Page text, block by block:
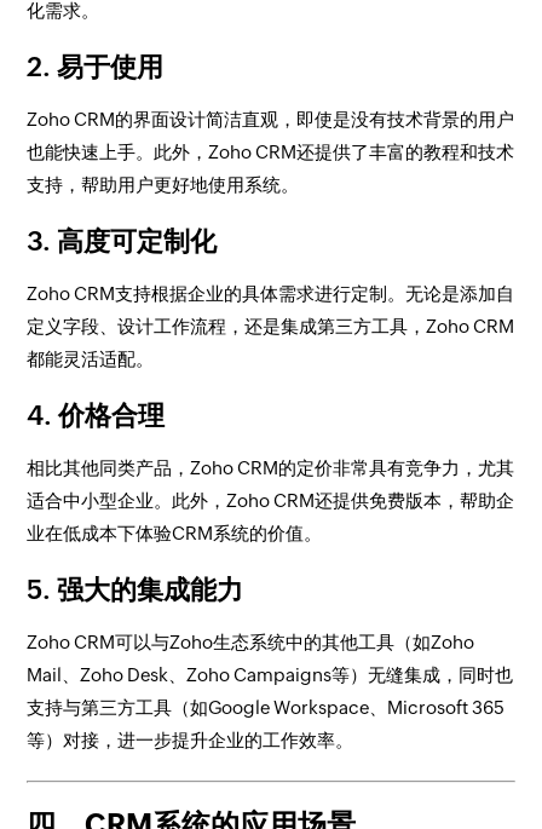
化需求。
2.易于使用
Zoho CRM的界面设计简洁直观，即使是没有技术背景的用户
也能快速上手。此外，Zoho CRM还提供了丰富的教程和技术
支持，帮助用户更好地使用系统。
3. 高度可定制化
Zoho CRM支持根据企业的具体需求进行定制。无论是添加自
定义字段、设计工作流程，还是集成第三方工具，Zoho CRM
都能灵活适配。
4.价格合理
相比其他同类产品，Zoho CRM的定价非常具有竞争力，尤其
适合中小型企业。此外，Zoho CRM还提供免费版本，帮助企
业在低成本下体验CRM系统的价值。
5.强大的集成能力
Zoho CRM可以与Zoho生态系统中的其他工具（如Zoho
Mail、Zoho Desk、Zoho Campaigns等）无缝集成，同时也
支持与第三方工具（如Google Workspace、Microsoft 365
等）对接，进一步提升企业的工作效率。